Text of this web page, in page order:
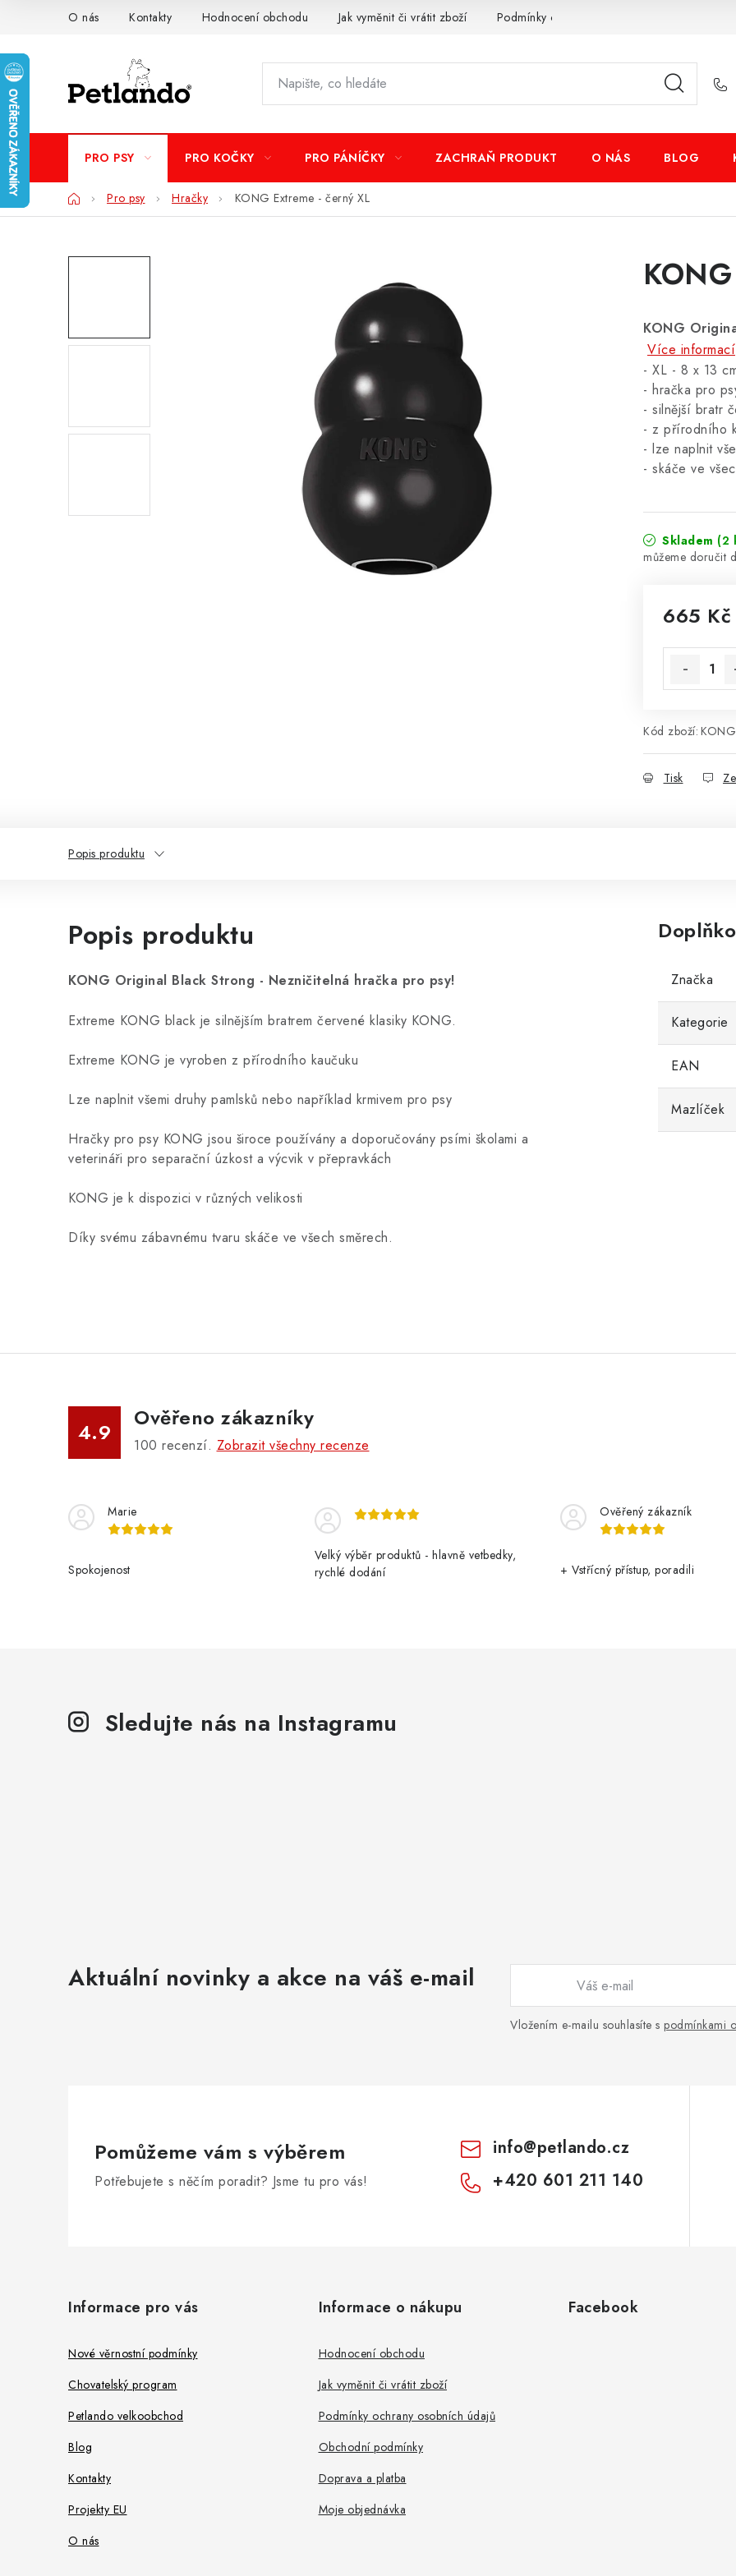
O nás Kontakty Hodnocení obchodu Jak vyměnit či vrátit zboží Podmínky ochrany osobních údajů
PRO PSY PRO KOČKY PRO PÁNÍČKY ZACHRAŇ PRODUKT O NÁS BLOG
DomůPro psy Hračky KONG Extreme - černý XL
KONG
Více informací
- XL - 8 x 13
- hračka pro
- silnější bratr
- z přírodního
- lze naplnit
- skáče ve
Skladem (2
665 Kč
Kód zboží:
Tisk
Popis produktu
Popis produktu
KONG Original Black Strong - Nezničitelná hračka pro psy!
Extreme KONG black je silnějším bratrem červené klasiky KONG.
Extreme KONG je vyroben z přírodního kaučuku
Lze naplnit všemi druhy pamlsků nebo například krmivem pro psy
Hračky pro psy KONG jsou široce používány a doporučovány psími školami a
veterináři pro separační úzkost a výcvik v přepravkách
KONG je k dispozici v různých velikosti
Díky svému zábavnému tvaru skáče ve všech směrech.
Značka
Kategorie
EAN
Mazlíček
4.9
Ověřeno zákazníky
100 recenzí. Zobrazit všechny recenze
Marie
Spokojenost
Velký výběr produktů - hlavně vetbedky,
rychlé dodání
Ověřený zákazník
+ Vstřícný přístup, poradili
Sledujte nás na Instagramu
Aktuální novinky a akce na váš e-mail
Vložením e-mailu souhlasíte s podmínkami
Pomůžeme vám s výběrem
Potřebujete s něčím poradit? Jsme tu pro vás!
info@petlando.cz
+420 601 211 140
Informace pro vás
Nové věrnostní podmínky
Chovatelský program
Petlando velkoobchod
Blog
Kontakty
Projekty EU
O nás
Informace o nákupu
Hodnocení obchodu
Jak vyměnit či vrátit zboží
Podmínky ochrany osobních údajů
Obchodní podmínky
Doprava a platba
Moje objednávka
Facebook